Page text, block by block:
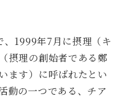
1999年7月に摂理（キ
摂理の創始者である鄭
ます）に呼ばれたとい
動の一つである、チア